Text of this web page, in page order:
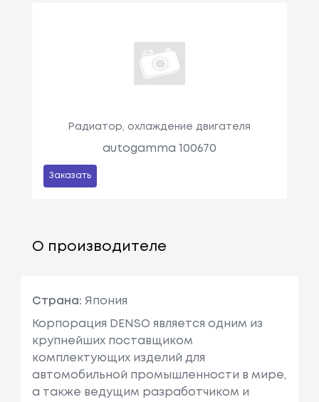
Радиатор, охлаждение двигателя
autogamma 100670
Заказать
О производителе
Страна: Япония
Корпорация DENSO является одним из
крупнейших поставщиком
комплектующих изделий для
автомобильной промышленности в мире,
а также ведущим разработчиком и